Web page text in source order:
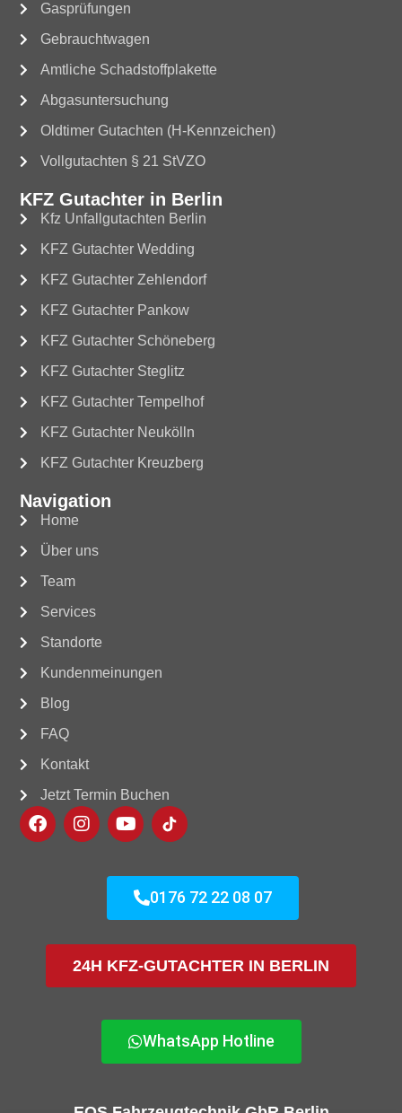
Gasprüfungen
Gebrauchtwagen
Amtliche Schadstoffplakette
Abgasuntersuchung
Oldtimer Gutachten (H-Kennzeichen)
Vollgutachten § 21 StVZO
KFZ Gutachter in Berlin
Kfz Unfallgutachten Berlin
KFZ Gutachter Wedding
KFZ Gutachter Zehlendorf
KFZ Gutachter Pankow
KFZ Gutachter Schöneberg
KFZ Gutachter Steglitz
KFZ Gutachter Tempelhof
KFZ Gutachter Neukölln
KFZ Gutachter Kreuzberg
Navigation
Home
Über uns
Team
Services
Standorte
Kundenmeinungen
Blog
FAQ
Kontakt
Jetzt Termin Buchen
0176 72 22 08 07
24H KFZ-GUTACHTER IN BERLIN
WhatsApp Hotline